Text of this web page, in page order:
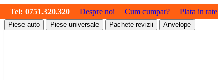
Tel:0751.320.320 Despre noi Cum cumpar? Plata in rate
Piese auto Piese universale Pachete revizii Anvelope